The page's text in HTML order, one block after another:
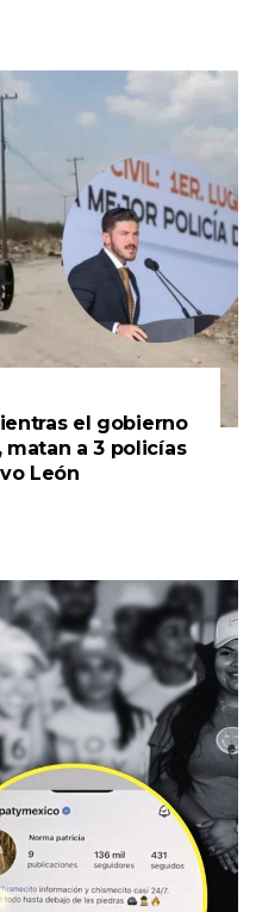
el gobierno
matan a 3 policías
León